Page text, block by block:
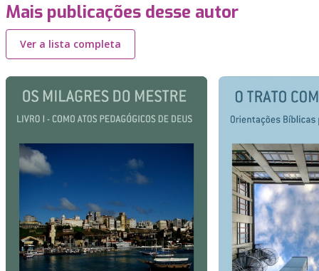
Mais publicações desse autor
Ver a lista completa